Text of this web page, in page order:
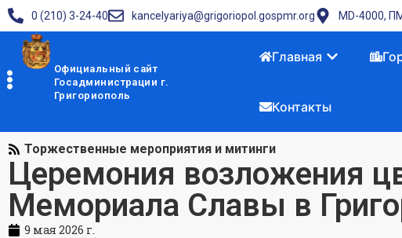
0 (210) 3-24-40 kancelyariya@grigoriopol.gospmr.org MD-4000,
Официальный сайт
Госадминистрации г.
Григориополь
Главная
Контакты
Торжественные мероприятия и митинги
Церемония возложения
Мемориала Славы в
9 мая 2026 г.